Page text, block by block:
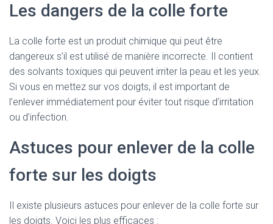
Les dangers de la colle forte
La colle forte est un produit chimique qui peut être
dangereux s’il est utilisé de manière incorrecte. Il contient
des solvants toxiques qui peuvent irriter la peau et les yeux.
Si vous en mettez sur vos doigts, il est important de
l’enlever immédiatement pour éviter tout risque d’irritation
ou d’infection.
Astuces pour enlever de la colle
forte sur les doigts
Il existe plusieurs astuces pour enlever de la colle forte sur
les doigts. Voici les plus efficaces :